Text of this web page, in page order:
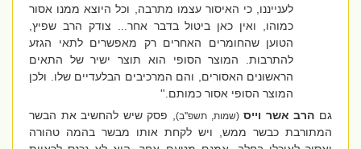
לענייננו, כי האיסור עצמו מתרבה, וכל היוצא ממנו אסור
כמוהו, ואין כאן ביטול בדבר אחר... צודק הרב שפיץ,
הטוען שהחומרים האחרים רק מאפשרים לתאי הגזע
להתרבות. המוצר הסופי הוא תוצר ישיר של התאים
הראשונים האסורים, והם המרכיבים הבלעדיים שלו. ולכן
המוצר הסופי אסור כמותם.''
גםהרב אשר וייס (שמות, תשפ''ב), פסק שיש להחשיב את הבשר
המתורבת כבשר ממש, ויש לקחת אותו מבשר בהמה טהורה